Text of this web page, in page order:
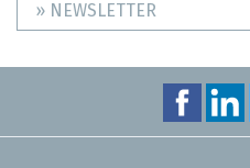
» NEWSLETTER